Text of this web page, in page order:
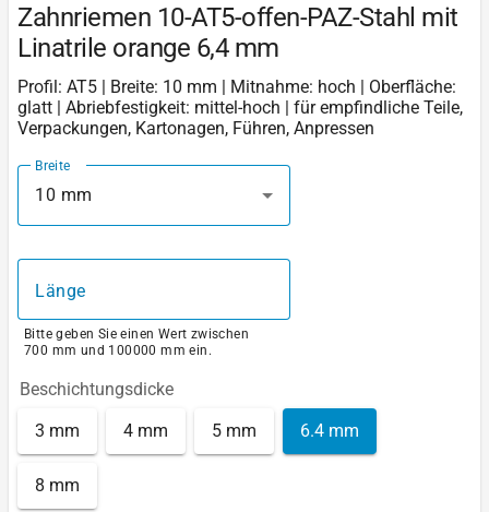
Zahnriemen 10-AT5-offen-PAZ-Stahl mit
Linatrile orange 6,4 mm
Profil: AT5 | Breite: 10 mm | Mitnahme: hoch | Oberfläche:
glatt | Abriebfestigkeit: mittel-hoch | für empfindliche Teile,
Verpackungen, Kartonagen, Führen, Anpressen
Breite
10 mm
Länge
Bitte geben Sie einen Wert zwischen
700 mm und 100000 mm ein.
Beschichtungsdicke
3 mm 4 mm 5 mm 6.4 mm
8 mm